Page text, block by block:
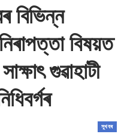
বিভিন্ন
বিষয়ত
গুৱাহাটী
সুখবৰ